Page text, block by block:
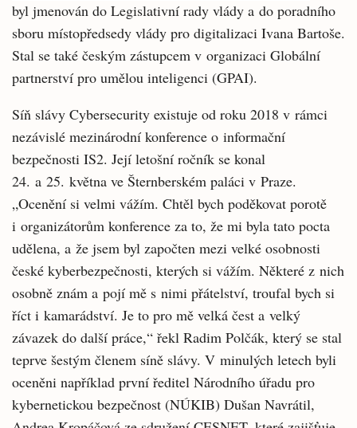
byl jmenován do Legislativní rady vlády a do poradního
sboru místopředsedy vlády pro digitalizaci Ivana Bartoše.
Stal se také českým zástupcem v organizaci Globální
partnerství pro umělou inteligenci (GPAI).
Síň slávy Cybersecurity existuje od roku 2018 v rámci
nezávislé mezinárodní konference o informační
bezpečnosti IS2. Její letošní ročník se konal
24. a 25. května ve Šternberském paláci v Praze.
„Ocenění si velmi vážím. Chtěl bych poděkovat porotě
i organizátorům konference za to, že mi byla tato pocta
udělena, a že jsem byl započten mezi velké osobnosti
české kyberbezpečnosti, kterých si vážím. Některé z nich
osobně znám a pojí mě s nimi přátelství, troufal bych si
říct i kamarádství. Je to pro mě velká čest a velký
závazek do další práce,“ řekl Radim Polčák, který se stal
teprve šestým členem síně slávy. V minulých letech byli
oceněni například první ředitel Národního úřadu pro
kybernetickou bezpečnost (NÚKIB) Dušan Navrátil,